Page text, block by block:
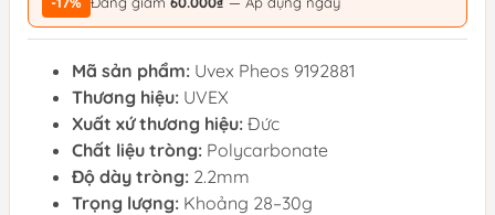
Mã sản phẩm: Uvex Pheos 9192881
Thương hiệu: UVEX
Xuất xứ thương hiệu: Đức
Chất liệu tròng: Polycarbonate
Độ dày tròng: 2.2mm
Trọng lượng: Khoảng 28–30g